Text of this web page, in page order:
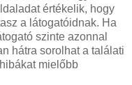
értékelik, hogy
a látogatóidnak. Ha
szinte azonnal
hátra sorolhat a találati
mielőbb